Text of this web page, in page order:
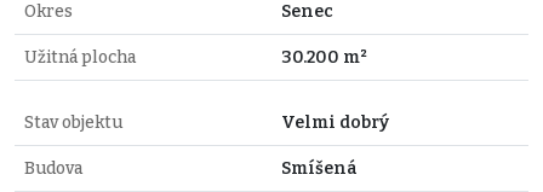
Okres Senec
Užitná plocha 30.200 m²
Stav objektu Velmi dobrý
Budova Smíšená